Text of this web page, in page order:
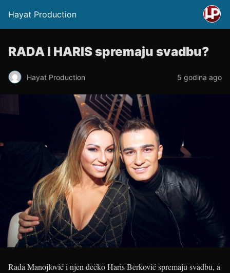
Hayat Production
RADA I HARIS spremaju svadbu?
Hayat Production 5 godina ago
Rada Manojlović i njen dečko Haris Berković spremaju svadbu, a